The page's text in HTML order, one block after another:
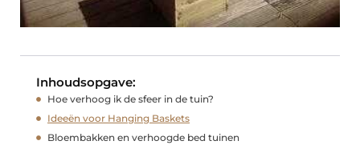
Inhoudsopgave:
Hoe verhoog ik de sfeer in de tuin?
Ideeën voor Hanging Baskets
Bloembakken en verhoogde bed tuinen